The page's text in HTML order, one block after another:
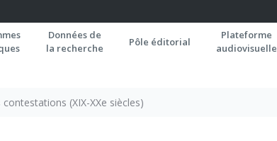
Données de
la recherche
Pôle éditorial
Plateforme
audiovisuelle
(XIX-XXe siècles)